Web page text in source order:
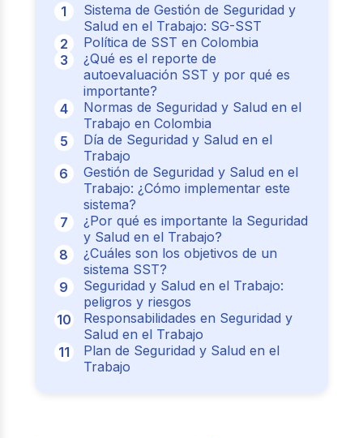
Sistema de Gestión de Seguridad y
Salud en el Trabajo: SG-SST
Política de SST en Colombia
¿Qué es el reporte de
autoevaluación SST y por qué es
importante?
Normas de Seguridad y Salud en el
Trabajo en Colombia
Día de Seguridad y Salud en el
Trabajo
Gestión de Seguridad y Salud en el
Trabajo: ¿Cómo implementar este
sistema?
¿Por qué es importante la Seguridad
y Salud en el Trabajo?
¿Cuáles son los objetivos de un
sistema SST?
Seguridad y Salud en el Trabajo:
peligros y riesgos
Responsabilidades en Seguridad y
Salud en el Trabajo
Plan de Seguridad y Salud en el
Trabajo